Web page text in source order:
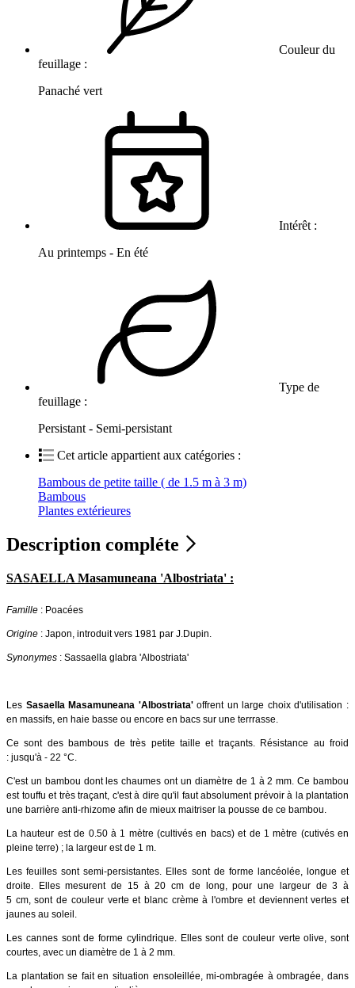
Couleur du
feuillage :
Panaché vert
Intérêt :
Au printemps - En été
Type de
feuillage :
Persistant - Semi-persistant
Cet article appartient aux catégories :
Bambous de petite taille ( de 1.5 m à 3 m)
Bambous
Plantes extérieures
Description compléte
SASAELLA Masamuneana 'Albostriata' :
Famille : Poacées
Origine : Japon, introduit vers 1981 par J.Dupin.
Synonymes : Sassaella glabra 'Albostriata'
Les Sasaella Masamuneana 'Albostriata'offrent un large choix d'utilisation :
en massifs, en haie basse ou encore en bacs sur une terrrasse.
Ce sont des bambous de très petite taille et traçants. Résistance au froid
: jusqu'à - 22 °C.
C'est un bambou dont les chaumes ont un diamètre de 1 à 2 mm. Ce bambou
est touffu et très traçant, c'est à dire qu'il faut absolument prévoir à la plantation
une barrière anti-rhizome afin de mieux maitriser la pousse de ce bambou.
La hauteur est de 0.50 à 1 mètre (cultivés en bacs) et de 1 mètre (cutivés en
pleine terre) ; la largeur est de 1 m.
Les feuilles sont semi-persistantes. Elles sont de forme lancéolée, longue et
droite. Elles mesurent de 15 à 20 cm de long, pour une largeur de 3 à
5 cm, sont de couleur verte et blanc crème à l'ombre et deviennent vertes et
jaunes au soleil.
Les cannes sont de forme cylindrique. Elles sont de couleur verte olive, sont
courtes, avec un diamètre de 1 à 2 mm.
La plantation se fait en situation ensoleillée, mi-ombragée à ombragée, dans